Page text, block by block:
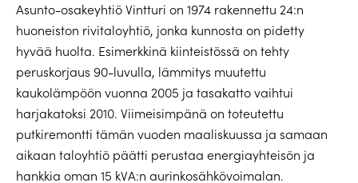
Asunto-osakeyhtiö Vintturi on 1974 rakennettu 24:n
huoneiston rivitaloyhtiö, jonka kunnosta on pidetty
hyvää huolta. Esimerkkinä kiinteistössä on tehty
peruskorjaus 90-luvulla, lämmitys muutettu
kaukolämpöön vuonna 2005 ja tasakatto vaihtui
harjakatoksi 2010. Viimeisimpänä on toteutettu
putkiremontti tämän vuoden maaliskuussa ja samaan
aikaan taloyhtiö päätti perustaa energiayhteisön ja
hankkia oman 15 kVA:n aurinkosähkövoimalan.